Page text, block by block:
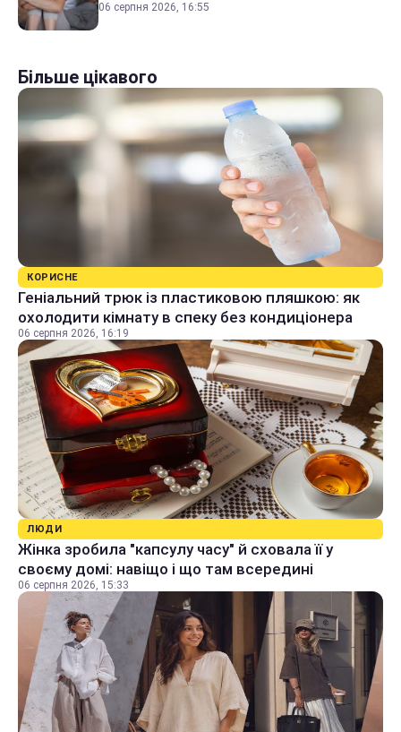
06 серпня 2026, 16:55
Більше цікавого
КОРИСНЕ
Геніальний трюк із пластиковою пляшкою: як
охолодити кімнату в спеку без кондиціонера
06 серпня 2026, 16:19
ЛЮДИ
Жінка зробила "капсулу часу" й сховала її у
своєму домі: навіщо і що там всередині
06 серпня 2026, 15:33